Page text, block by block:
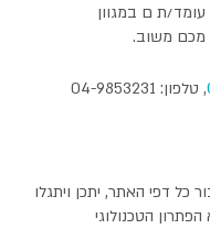
עומד/ת ם במגוון
מכם משוב.
, טלפון: 04-9853231
דפי האתר, יתכן ויתגלו
הטכנולוגי